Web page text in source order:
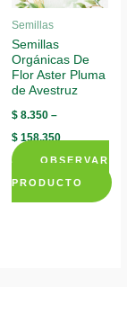
chosen
on
the
Semillas
Semillas
Orgánicas De
Flor Aster Pluma
de Avestruz
$8.350–
$158.350
OBSERVAR
PRODUCTO
This